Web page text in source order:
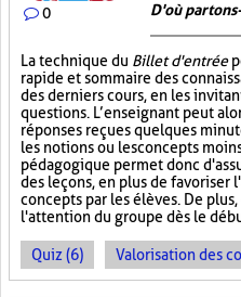
0 D'où
La technique du Billet d'entrée
rapide et sommaire des
des derniers cours, en les
questions. L’enseignant peut
réponses reçues quelques
les notions ou les concepts
pédagogique permet donc
des leçons, en plus de favoriser
concepts par les élèves. De
l'attention du groupe dès le
Quiz (6) Valorisation des